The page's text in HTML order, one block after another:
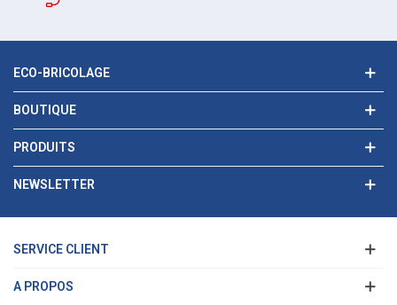
ECO-BRICOLAGE
BOUTIQUE
PRODUITS
NEWSLETTER
SERVICE CLIENT
A PROPOS